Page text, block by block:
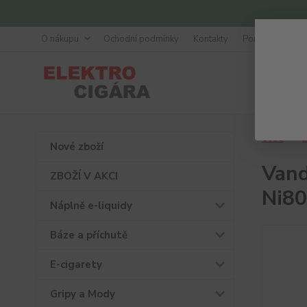
O nákupu Ochodní podmínky Kontakty Poradna
Nové zboží
ZBOŽÍ V AKCI
Náplně e-liquidy
Báze a příchutě
E-cigarety
Gripy a Mody
Úvod